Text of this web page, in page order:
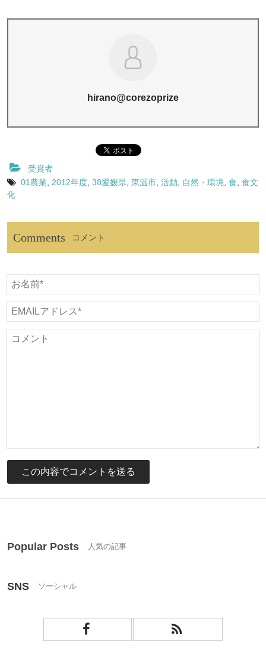
hirano@corezoprize
受賞者
01農業 2012年度 38愛媛県 東温市 活動 自然・環境 食 食文
化
Popular Posts
SNS